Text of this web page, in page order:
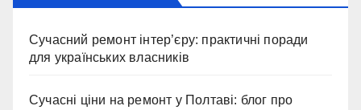
Сучасний ремонт інтер’єру: практичні поради
для українських власників
Сучасні ціни на ремонт у Полтаві: блог про